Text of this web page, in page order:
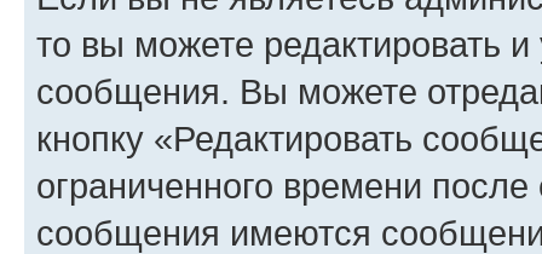
то вы можете редактировать
сообщения. Вы можете
кнопку «Редактировать
ограниченного времени
сообщения имеются